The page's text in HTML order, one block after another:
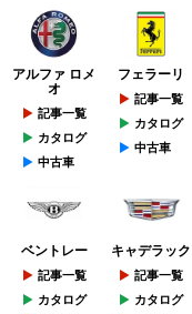
アルファ ロメ
オ
記事一覧
カタログ
中古車
フェラーリ
記事一覧
カタログ
中古車
ベントレー
記事一覧
カタログ
キャデラック
記事一覧
カタログ